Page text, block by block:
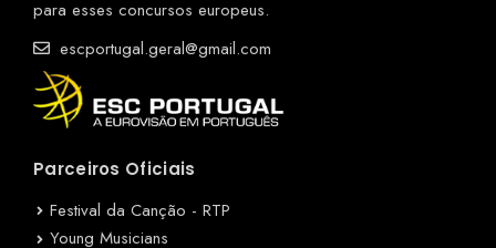
para esses concursos europeus.
escportugal.geral@gmail.com
Parceiros Oficiais
Festival da Canção - RTP
Young Musicians